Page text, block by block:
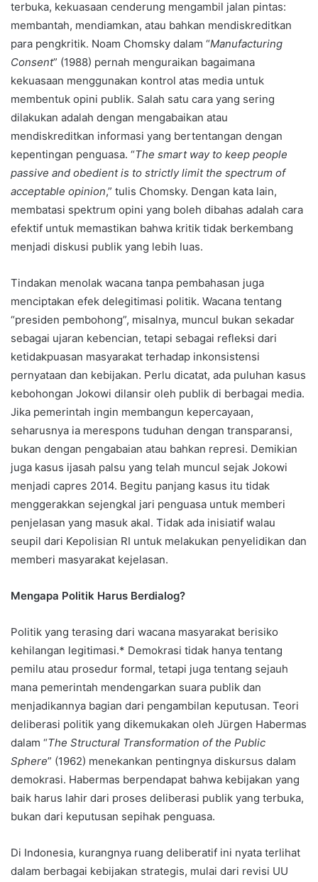
terbuka, kekuasaan cenderung mengambil jalan pintas:
membantah, mendiamkan, atau bahkan mendiskreditkan
para pengkritik. Noam Chomsky dalam “Manufacturing
Consent” (1988) pernah menguraikan bagaimana
kekuasaan menggunakan kontrol atas media untuk
membentuk opini publik. Salah satu cara yang sering
dilakukan adalah dengan mengabaikan atau
mendiskreditkan informasi yang bertentangan dengan
kepentingan penguasa. “The smart way to keep people
passive and obedient is to strictly limit the spectrum of
acceptable opinion,” tulis Chomsky. Dengan kata lain,
membatasi spektrum opini yang boleh dibahas adalah cara
efektif untuk memastikan bahwa kritik tidak berkembang
menjadi diskusi publik yang lebih luas.
Tindakan menolak wacana tanpa pembahasan juga
menciptakan efek delegitimasi politik. Wacana tentang
“presiden pembohong”, misalnya, muncul bukan sekadar
sebagai ujaran kebencian, tetapi sebagai refleksi dari
ketidakpuasan masyarakat terhadap inkonsistensi
pernyataan dan kebijakan. Perlu dicatat, ada puluhan kasus
kebohongan Jokowi dilansir oleh publik di berbagai media.
Jika pemerintah ingin membangun kepercayaan,
seharusnya ia merespons tuduhan dengan transparansi,
bukan dengan pengabaian atau bahkan represi. Demikian
juga kasus ijasah palsu yang telah muncul sejak Jokowi
menjadi capres 2014. Begitu panjang kasus itu tidak
menggerakkan sejengkal jari penguasa untuk memberi
penjelasan yang masuk akal. Tidak ada inisiatif walau
seupil dari Kepolisian RI untuk melakukan penyelidikan dan
memberi masyarakat kejelasan.
Mengapa Politik Harus Berdialog?
Politik yang terasing dari wacana masyarakat berisiko
kehilangan legitimasi.* Demokrasi tidak hanya tentang
pemilu atau prosedur formal, tetapi juga tentang sejauh
mana pemerintah mendengarkan suara publik dan
menjadikannya bagian dari pengambilan keputusan. Teori
deliberasi politik yang dikemukakan oleh Jürgen Habermas
dalam “The Structural Transformation of the Public
Sphere” (1962) menekankan pentingnya diskursus dalam
demokrasi. Habermas berpendapat bahwa kebijakan yang
baik harus lahir dari proses deliberasi publik yang terbuka,
bukan dari keputusan sepihak penguasa.
Di Indonesia, kurangnya ruang deliberatif ini nyata terlihat
dalam berbagai kebijakan strategis, mulai dari revisi UU